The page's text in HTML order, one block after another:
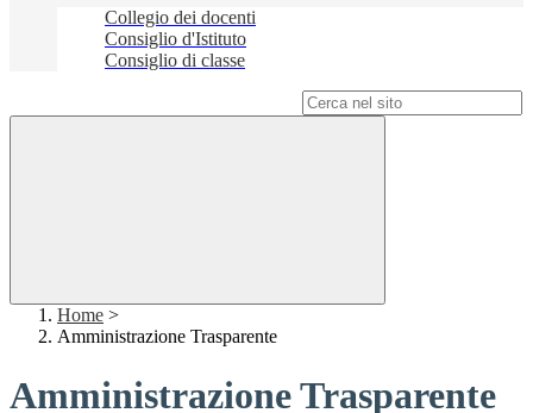
Collegio dei docenti
Consiglio d'Istituto
Consiglio di classe
Home >
Amministrazione Trasparente
Amministrazione Trasparente